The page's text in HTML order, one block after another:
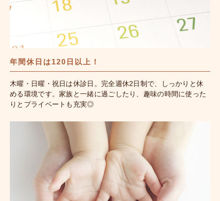
年間休日は120日以上！
木曜・日曜・祝日は休診日。完全週休2日制で、しっかりと休
める環境です。家族と一緒に過ごしたり、趣味の時間に使った
りとプライベートも充実◎